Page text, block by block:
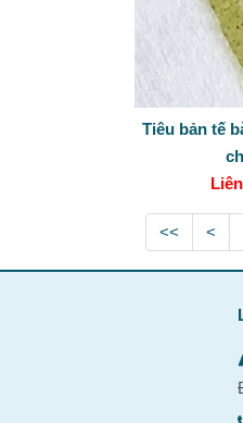
Tiêu bản tế
<< <